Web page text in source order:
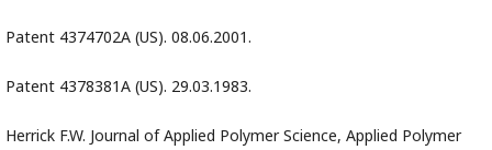
Patent 4374702A (US). 08.06.2001.
Patent 4378381А (US). 29.03.1983.
Herrick F.W. Journal of Applied Polymer Science, Applied Polymer